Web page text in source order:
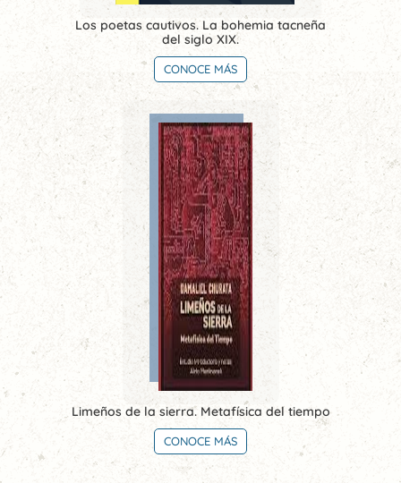
Los poetas cautivos. La bohemia tacneña
del siglo XIX.
CONOCE MÁS
Limeños de la sierra. Metafísica del tiempo
CONOCE MÁS